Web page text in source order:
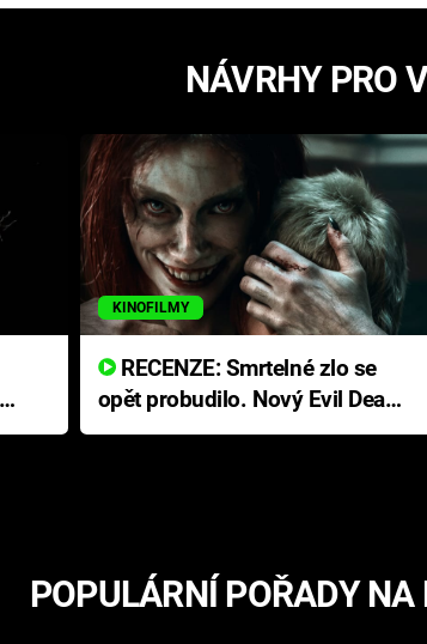
NÁVRHY PRO
KINOFILMY
RECENZE: Smrtelné zlo se
opět probudilo. Nový Evil Dead
přichází s neodolatelnou
POPULÁRNÍ POŘADY